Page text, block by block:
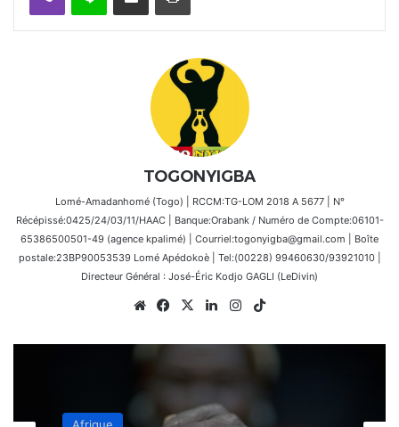
TOGONYIGBA
Lomé-Amadanhomé (Togo) | RCCM:TG-LOM 2018 A 5677 | N°
Récépissé:0425/24/03/11/HAAC | Banque:Orabank / Numéro de Compte:06101-
65386500501-49 (agence kpalimé) | Courriel:togonyigba@gmail.com | Boîte
postale:23BP90053539 Lomé Apédokoè | Tel:(00228) 99460630/93921010 |
Directeur Général : José-Éric Kodjo GAGLI (LeDivin)
WebsiteFacebook
X LinkedinInstagram
Afrique